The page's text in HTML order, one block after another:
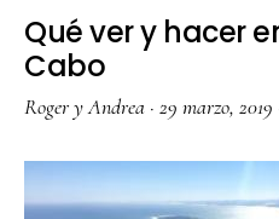
Qué ver y hacer
Cabo
Roger y Andrea · 29 marzo, 2019